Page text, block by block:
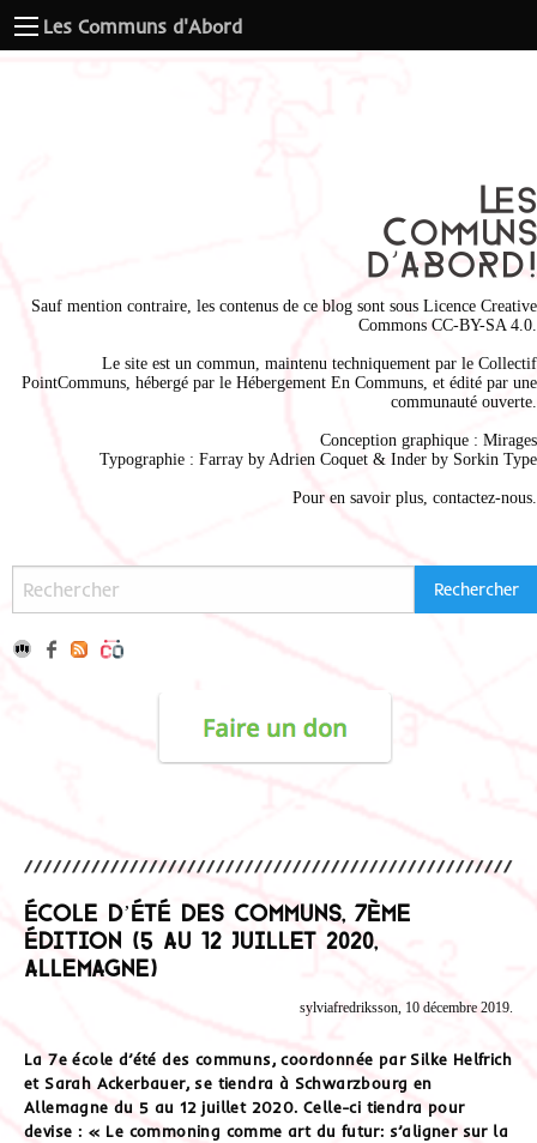
Les Communs d'Abord
Sauf mention contraire, les contenus de ce blog sont sous Licence Creative
Commons CC-BY-SA 4.0
Le site est un commun, maintenu techniquement par le Collectif
PointCommuns , hébergé par le Hébergement En Communs , et édité par une
communauté ouverte.
Conception graphique : Mirages
Typographie : Farray by Adrien Coquet & Inder by Sorkin Type
Pour en savoir plus, contactez-nous
École d’été des communs, 7ème
édition (5 au 12 juillet 2020,
Allemagne)
sylviafredriksson, 10 décembre 2019.
La 7e école d’été des communs, coordonnée par Silke Helfrich
et Sarah Ackerbauer, se tiendra à Schwarzbourg en
Allemagne du 5 au 12 juillet 2020. Celle-ci tiendra pour
devise : « Le commoning comme art du futur: s’aligner sur la